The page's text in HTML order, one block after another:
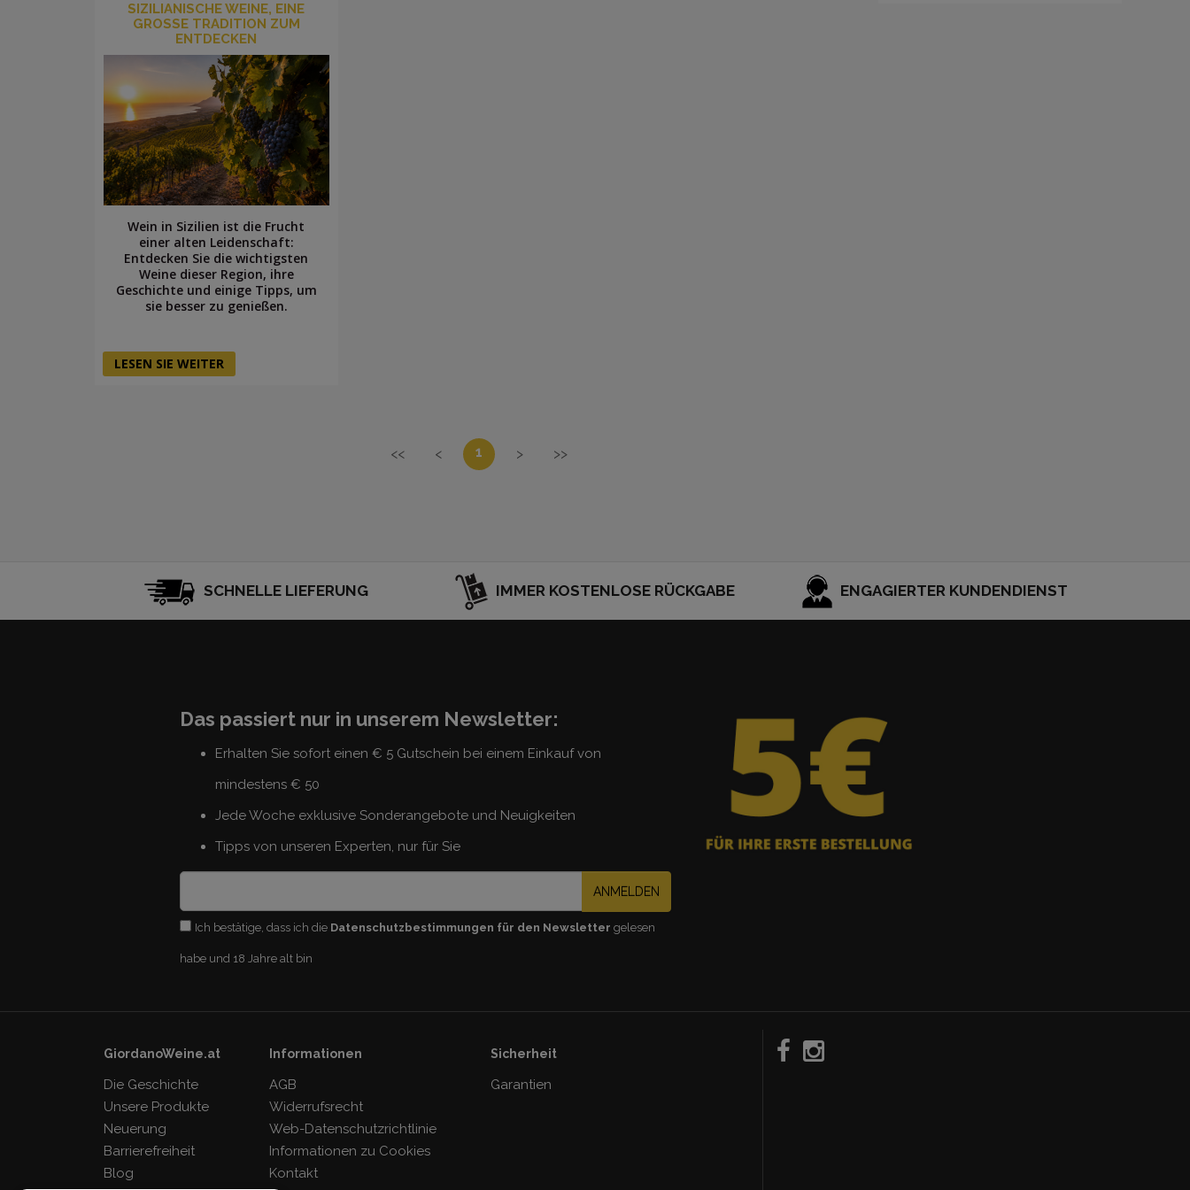
SIZILIANISCHE WEINE, EINE
GROSSE TRADITION ZUM E
NTDECKEN
Wein in Sizilien ist die Frucht
einer alten Leidenschaft:
Entdecken Sie die wichtigsten
Weine dieser Region, ihre
Geschichte und einige Tipps, um
sie besser zu genießen.
LESEN SIE WEITER
<< < 1 > >>
SCHNELLE LIEFERUNG IMMER KOSTENLOSE RÜCKGABE ENGAGIERTER KUNDENDIENST
Das passiert nur in unserem Newsletter:
Erhalten Sie sofort einen € 5 Gutschein bei einem Einkauf von
mindestens € 50
Jede Woche exklusive Sonderangebote und Neuigkeiten
Tipps von unseren Experten, nur für Sie
ANMELDEN
Ich bestätige, dass ich die Datenschutzbestimmungen für den Newsletter gelesen
habe und 18 Jahre alt bin
GiordanoWeine.at
Die Geschichte
Unsere Produkte
Neuerung
Barrierefreiheit
Blog
Informationen
AGB
Widerrufsrecht
Web-Datenschutzrichtlinie
Informationen zu Cookies
Kontakt
Sicherheit
Garantien